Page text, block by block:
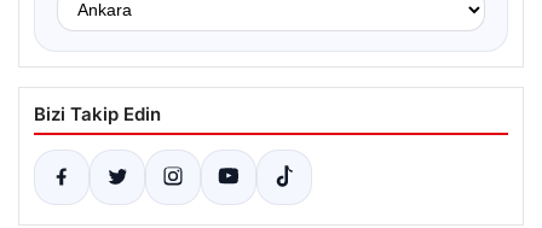
Bizi Takip Edin